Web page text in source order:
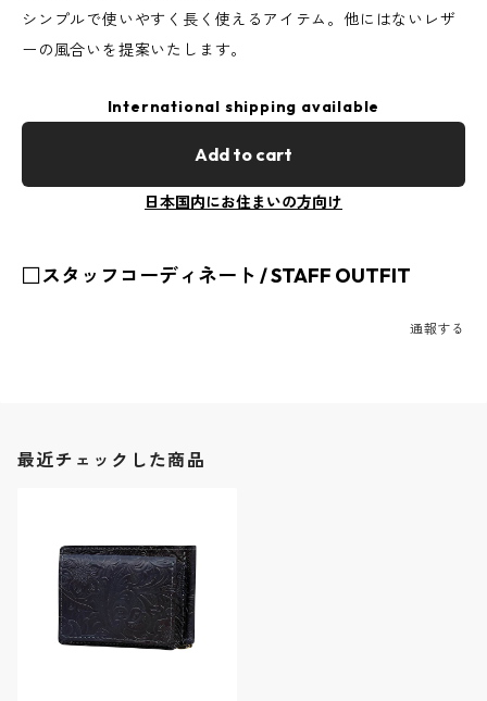
シンプルで使いやすく長く使えるアイテム。他にはないレザ
ーの風合いを提案いたします。
International shipping available
Add to cart
日本国内にお住まいの方向け
□スタッフコーディネート / STAFF OUTFIT
通報する
最近チェックした商品